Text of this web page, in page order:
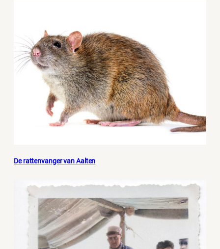
De rattenvanger van Aalten